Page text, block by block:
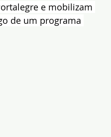
e mobilizam
de um programa